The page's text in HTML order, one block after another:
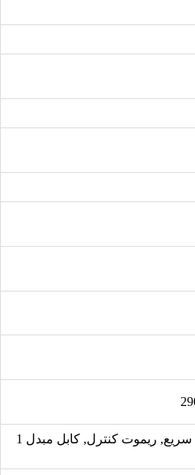
برگه راهنمای سریع, ریموت کنترل, کابل مبدل 1